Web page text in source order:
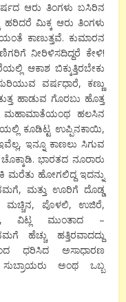
ಆರು ತಿಂಗಳು ಬಸಿರಿನ
ಮಿಕ್ಕ ಆರು ತಿಂಗಳು
ಕಾಣುತ್ತವೆ. ಕುಮಾರನ
ನೀರಿಳಿಸದಿದ್ದರೆ ಕೇಳಿ!
ಆಕಾಶ ಬಿಕ್ಕುತ್ತಿರಬೇಕು
ವರ್ಷಧಾರೆ, ಕಣ್ಣು
ಹಾಡುವ ಗೊರಬು ಹೊತ್ತ
ಮಹಾಮಾತೆಯಂಥ ಹಲಸಿನ
ಕೂಡಿಟ್ಟ ಉಪ್ಪಿನಕಾಯಿ,
ಇನ್ನೂ ಕಾಣಲು ಸಿಗುವ
ಭಾರತದ ನೂರಾರು
ಮರೆತು ಹೋಗಲಿದ್ದ ಇದನ್ನು
ನಮಗೆ, ಮತ್ತು ಊರಿಗೆ ದೊಡ್ಡ
ಮಚ್ಚಿನ, ಪೊಳಲಿ, ಉಜಿರೆ,
ವಿಟ್ಲ ಮುಂತಾದ –
ಹೆಚ್ಚು ಹತ್ತಿರವಾದದ್ದು
ಧರಿಸಿದ ಅಸಾಧಾರಣ
ಅಂಥ ಒಬ್ಬ